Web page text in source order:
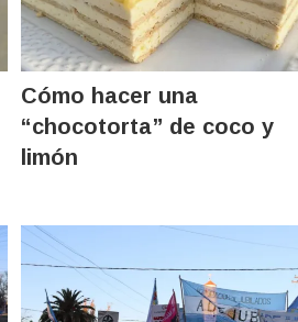
Cómo hacer una
“chocotorta” de coco y
limón